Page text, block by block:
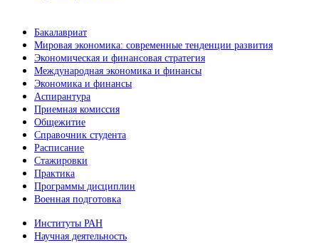
Бакалавриат
Мировая экономика: современные тенденции развития
Экономическая и финансовая стратегия
Международная экономика и финансы
Экономика и финансы
Аспирантура
Приемная комиссия
Общежитие
Справочник студента
Расписание
Стажировки
Практика
Программы дисциплин
Военная подготовка
Институты РАН
Научная деятельность